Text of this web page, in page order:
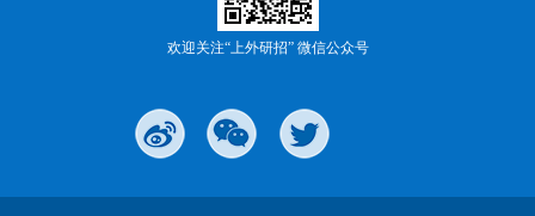
欢迎关注“上外研招” 微信公众号